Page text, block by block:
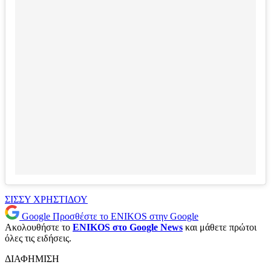
ΣΙΣΣΥ ΧΡΗΣΤΙΔΟΥ
Google Προσθέστε το ENIKOS στην Google
Ακολουθήστε το ENIKOS στο Google News και μάθετε πρώτοι
όλες τις ειδήσεις.
ΔΙΑΦΗΜΙΣΗ